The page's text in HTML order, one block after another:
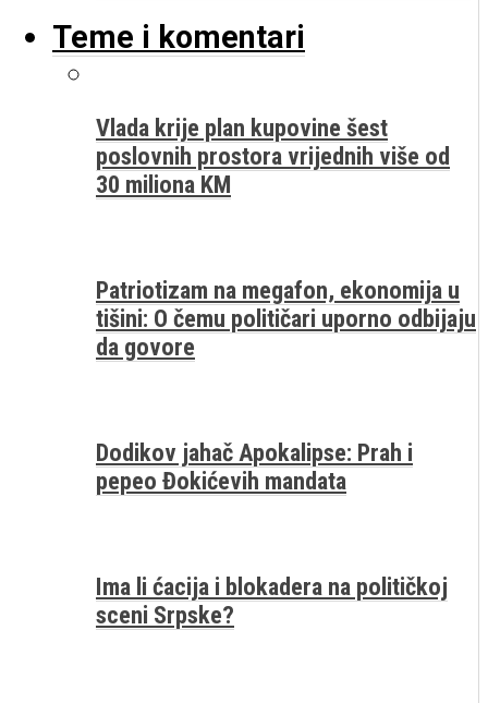
Teme i komentari
Vlada krije plan kupovine šest
poslovnih prostora vrijednih više od
30 miliona KM
Patriotizam na megafon, ekonomija u
tišini: O čemu političari uporno odbijaju
da govore
Dodikov jahač Apokalipse: Prah i
pepeo Đokićevih mandata
Ima li ćacija i blokadera na političkoj
sceni Srpske?